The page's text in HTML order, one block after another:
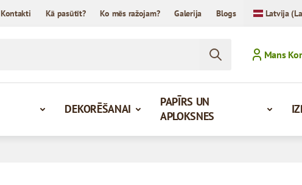
Kontakti Kā pasūtīt? Ko mēs ražojam? Galerija Blogs Latvija
Mans
DEKORĒŠANAI
PAPĪRS UN
APLOKSNES